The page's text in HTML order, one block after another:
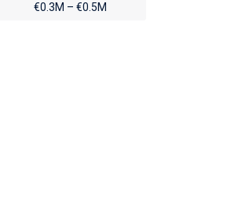
€0.3M – €0.5M